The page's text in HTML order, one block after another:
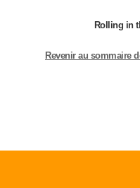
Rolling in
Revenir au sommaire